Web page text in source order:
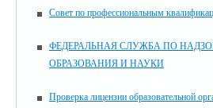
Совет по профессиональным
ФЕДЕРАЛЬНАЯ СЛУЖБА ПО
ОБРАЗОВАНИЯ И НАУКИ
Проверка лицензии образовательной